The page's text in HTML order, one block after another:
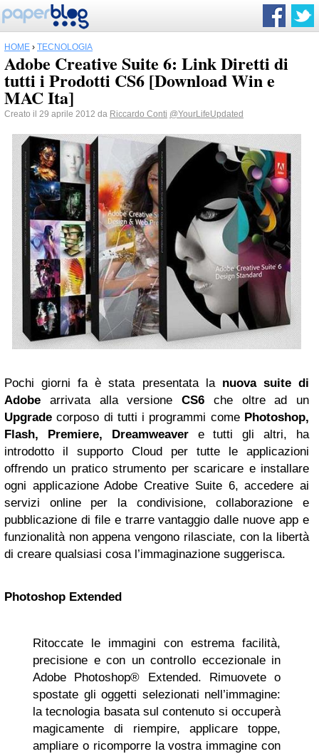
HOME › TECNOLOGIA
Adobe Creative Suite 6: Link Diretti di
tutti i Prodotti CS6 [Download Win e
MAC Ita]
Creato il 29 aprile 2012 da Riccardo Conti @YourLifeUpdated
Pochi giorni fa è stata presentata la nuova suite di
Adobe arrivata alla versione CS6 che oltre ad un
Upgrade corposo di tutti i programmi come Photoshop,
Flash, Premiere, Dreamweavere tutti gli altri, ha
introdotto il supporto Cloud per tutte le applicazioni
offrendo un pratico strumento per scaricare e installare
ogni applicazione Adobe Creative Suite 6, accedere ai
servizi online per la condivisione, collaborazione e
pubblicazione di file e trarre vantaggio dalle nuove app e
funzionalità non appena vengono rilasciate, con la libertà
di creare qualsiasi cosa l’immaginazione suggerisca.
Photoshop Extended
Ritoccate le immagini con estrema facilità,
precisione e con un controllo eccezionale in
Adobe Photoshop® Extended. Rimuovete o
spostate gli oggetti selezionati nell’immagine:
la tecnologia basata sul contenuto si occuperà
magicamente di riempire, applicare toppe,
ampliare o ricomporre la vostra immagine con